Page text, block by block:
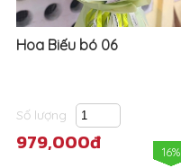
Hoa Biếu bó 06
Số lượng
979,000đ 16%